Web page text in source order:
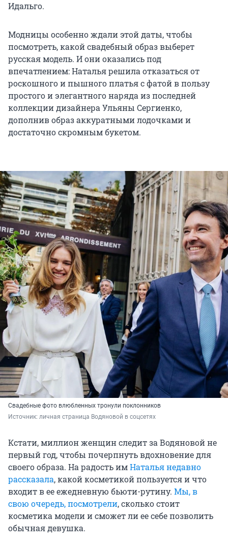
Идальго.
Модницы особенно ждали этой даты, чтобы
посмотреть, какой свадебный образ выберет
русская модель. И они оказались под
впечатлением: Наталья решила отказаться от
роскошного и пышного платья с фатой в пользу
простого и элегантного наряда из последней
коллекции дизайнера Ульяны Сергиенко,
дополнив образ аккуратными лодочками и
достаточно скромным букетом.
Свадебные фото влюбленных тронули поклонников
Источник: личная страница Водяновой в соцсетях
Кстати, миллион женщин следит за Водяновой не
первый год, чтобы почерпнуть вдохновение для
своего образа. На радость имНаталья недавно
рассказала, какой косметикой пользуется и что
входит в ее ежедневную бьюти-рутину. Мы, в
свою очередь, посмотрели, сколько стоит
косметика модели и сможет ли ее себе позволить
обычная девушка.